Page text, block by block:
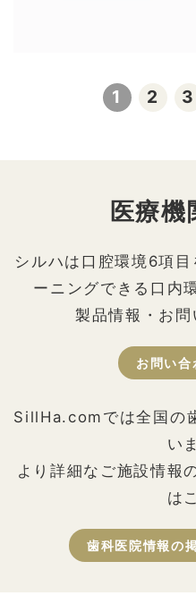
1 2 3
医療機
シルハは口腔環境6項
ーニングできる口内
製品情報・お問
お問い合
SillHa.comでは全国の
い
より詳細なご施設情報
は
歯科医院情報の